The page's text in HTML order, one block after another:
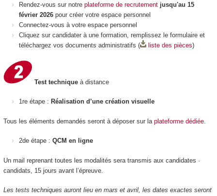
Rendez-vous sur notre plateforme de recrutement jusqu'au 15
février 2026 pour créer votre espace personnel
Connectez-vous à votre espace personnel
Cliquez sur candidater à une formation, remplissez le formulaire et
téléchargez vos documents administratifs (
liste des pièces)
Test techniqueà distance
1re étape : Réalisation d’une création visuelle
Tous les éléments demandés seront à déposer sur la plateforme dédiée.
2de étape : QCM en ligne
Un mail reprenant toutes les modalités sera transmis aux candidates ·
candidats, 15 jours avant l’épreuve.
Les tests techniques auront lieu en mars et avril, les dates exactes seront